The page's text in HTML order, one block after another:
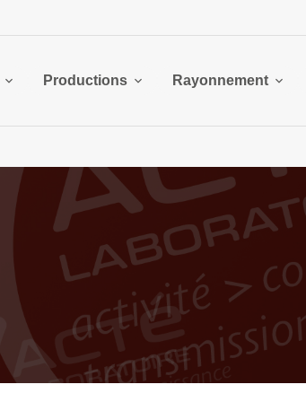
Productions Rayonnement